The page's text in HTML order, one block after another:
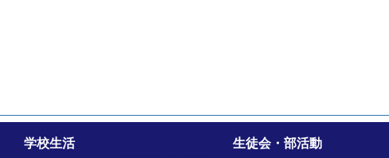
学校生活 生徒会・部活動